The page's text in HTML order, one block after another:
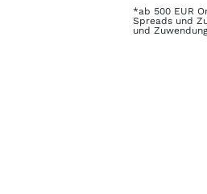
*ab 500 EUR
Spreads und
und